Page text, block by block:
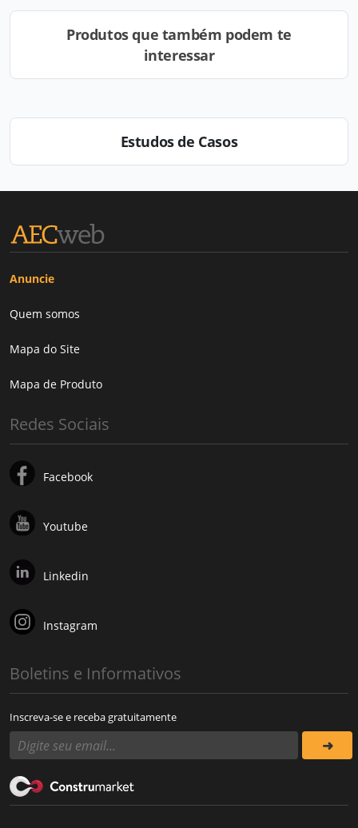
Produtos que também podem te
interessar
Estudos de Casos
Anuncie
Quem somos
Mapa do Site
Mapa de Produto
Redes Sociais
Facebook
Youtube
Linkedin
Instagram
Boletins e Informativos
Inscreva-se e receba gratuitamente